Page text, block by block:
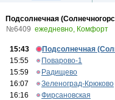
Подсолнечная
№6409 ежедневно, Комфорт
15:43
Подсолнечная
15:55
Поварово-1
15:59
Радищево
16:07
Зеленоград-Крюково
16:16
Фирсановская